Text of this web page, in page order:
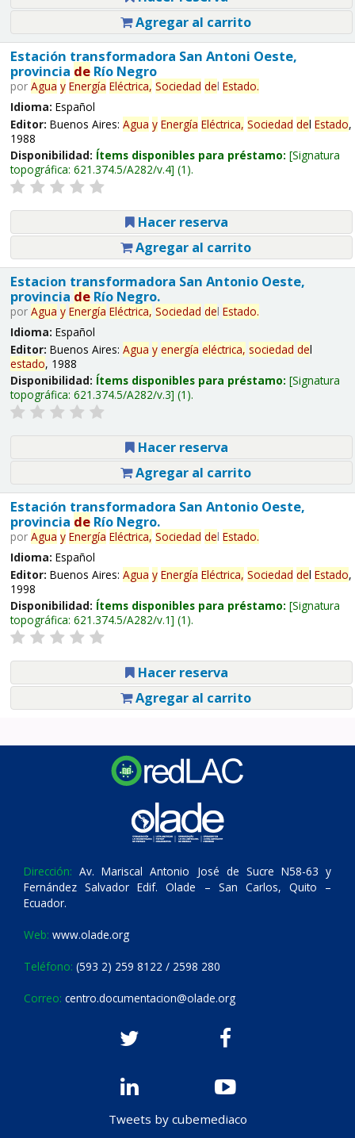
Agregar al carrito
Estación transformadora San Antoni Oeste,
provincia deRío Negro
por Agua y Energía Eléctrica, Sociedad del Estado.
Idioma: Español
Editor: Buenos Aires: Agua y Energía Eléctrica, Sociedad del Estado,
1988
Disponibilidad: Ítems disponibles para préstamo: Signatura
topográfica: 621.374.5/A282/v.4 (1).
Hacer reserva
Agregar al carrito
Estacion transformadora San Antonio Oeste,
provincia deRío Negro.
por Agua y Energía Eléctrica, Sociedad del Estado.
Idioma: Español
Editor: Buenos Aires: Agua y energía eléctrica, sociedad del
estado, 1988
Disponibilidad: Ítems disponibles para préstamo: Signatura
topográfica: 621.374.5/A282/v.3 (1).
Hacer reserva
Agregar al carrito
Estación transformadora San Antonio Oeste,
provincia deRío Negro.
por Agua y Energía Eléctrica, Sociedad del Estado.
Idioma: Español
Editor: Buenos Aires: Agua y Energía Eléctrica, Sociedad del Estado,
1998
Disponibilidad: Ítems disponibles para préstamo: Signatura
topográfica: 621.374.5/A282/v.1 (1).
Hacer reserva
Agregar al carrito
Dirección: Av. Mariscal Antonio José de Sucre N58-63 y
Fernández Salvador Edif. Olade – San Carlos, Quito –
Ecuador.
Web: www.olade.org
Teléfono: (593 2) 259 8122 / 2598 280
Correo: centro.documentacion@olade.org
Tweets by cubemediaco